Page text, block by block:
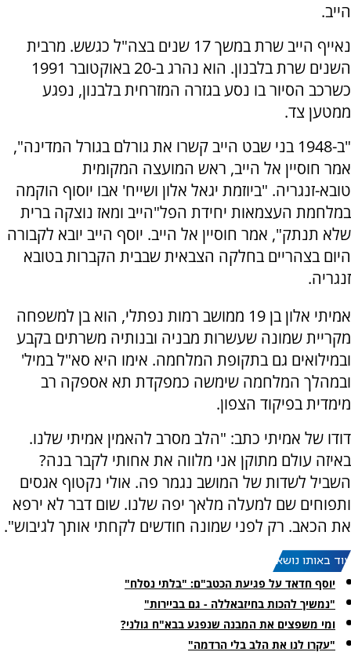
הייב.
נאייף הייב שרת במשך 17 שנים בצה"ל כגשש. מרבית
השנים שרת בלבנון. הוא נהרג ב-20 באוקטובר 1991
כשרכב הסיור בו נסע בגזרה המזרחית בלבנון, נפגע
ממטען צד.
"ב-1948 בני שבט הייב קשרו את גורלם בגורל המדינה",
אמר חוסיין אל הייב, ראש המועצה המקומית
טובא-זנגריה. "ביוזמת יגאל אלון ושייח' אבו יוסוף הוקמה
במלחמת העצמאות יחידת הפל"הייב ומאז נוצקה ברית
שלא תנתק", אמר חוסיין אל הייב. יוסף הייב יובא לקבורה
היום בצהריים בחלקה הצבאית שבבית הקברות בטובא
זנגריה.
אמיתי אלון בן 19 ממושב רמות נפתלי, הוא בן למשפחה
מקריית שמונה שעשרות מבניה ובנותיה משרתים בקבע
ובמילואים גם בתקופת המלחמה. אימו היא סא"ל במיל'
ובמהלך המלחמה שימשה כמפקדת תא אספקה רב
מימדית בפיקוד הצפון.
דודו של אמיתי כתב: "הלב מסרב להאמין אמיתי שלנו.
באיזה עולם מתוקן אני מלווה את אחותי לקבר בנה?
השביל לשדות של המושב נגמר פה. אולי נקטוף אגסים
ותפוחים שם למעלה מלאך יפה שלנו. שום דבר לא ירפא
את הכאב. רק לפני שמונה חודשים לקחתי אותך לגיבוש".
עוד באותו נושא:
יוסף חדאד על פגיעת הכטב"ם: "בלתי נסלח"
"נמשיך להכות בחיזבאללה - גם בביירות"
ומי משפצים את המבנה שנפגע בבא"ח גולני?
"עקרו לנו את הלב בלי הרדמה"